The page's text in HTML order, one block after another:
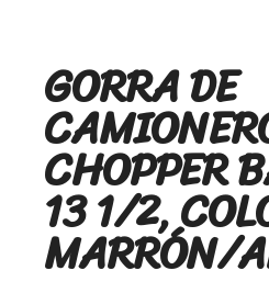
GORRA DE
CHOPPER
13 1/2,
MARRÓN/